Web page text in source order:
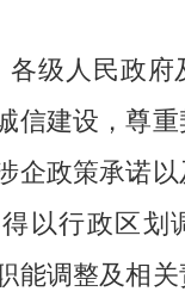
级人民政府
信建设，尊
企政策承诺
以行政区划
能调整及相